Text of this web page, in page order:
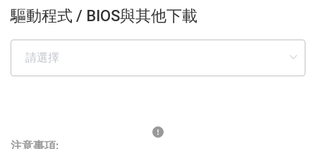
驅動程式 / BIOS與其他下載
注意事項: